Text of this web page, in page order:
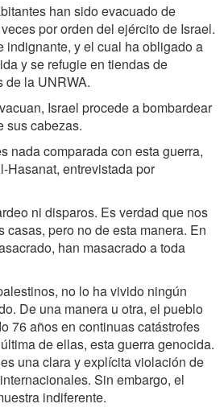
han sido evacuado de
por orden del ejército de Israel.
indignante, y el cual ha obligado a
y se refugie en tiendas de
de la UNRWA.
Israel procede a bombardear
sus cabezas.
nada comparada con esta guerra,
Hasanat, entrevistada por
ni disparos. Es verdad que nos
casas, pero no de esta manera. En
han masacrado a toda
no lo ha vivido ningún
De una manera u otra, el pueblo
76 años en continuas catástrofes
de ellas, esta guerra genocida.
una clara y explícita violación de
Sin embargo, el
indiferente.